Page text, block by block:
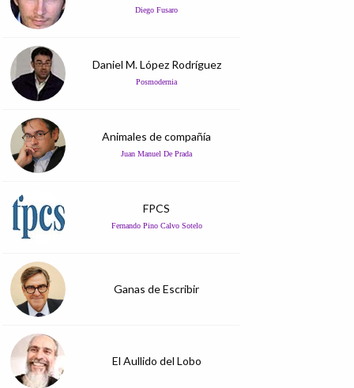
Diego Fusaro
Daniel M. López Rodríguez
Posmodernia
Animales de compañía
Juan Manuel De Prada
FPCS
Fernando Pino Calvo Sotelo
Ganas de Escribir
El Aullido del Lobo